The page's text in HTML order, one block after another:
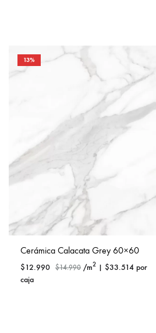
13%
Cerámica Calacata Grey 60×60
$12.990 $14.990 /m2 | $33.514 por
caja